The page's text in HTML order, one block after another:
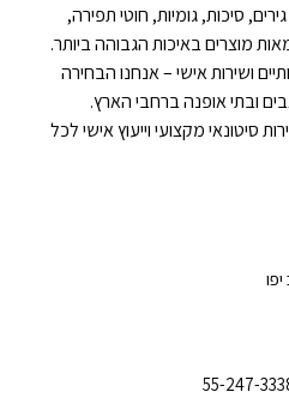
סיכות, גומיות, חוטי תפירה,
מוצרים באיכות הגבוהה ביותר.
ושירות אישי – אנחנו הבחירה
ובתי אופנה ברחבי הארץ.
סיטונאי מקצועי וייעוץ אישי לכל